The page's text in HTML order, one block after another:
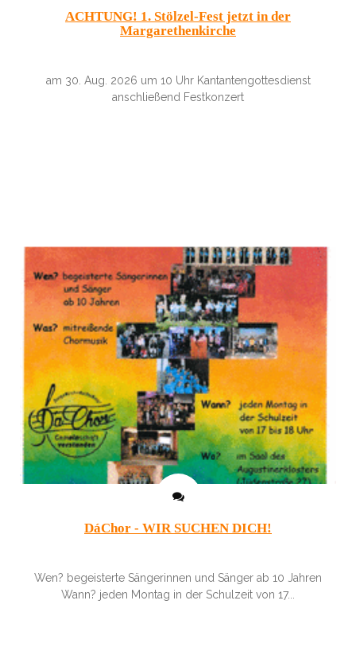
ACHTUNG! 1. Stölzel-Fest jetzt in der
Margarethenkirche
am 30. Aug. 2026 um 10 Uhr Kantantengottesdienst
anschließend Festkonzert
DáChor - WIR SUCHEN DICH!
Wen? begeisterte Sängerinnen und Sänger ab 10 Jahren
Wann? jeden Montag in der Schulzeit von 17...